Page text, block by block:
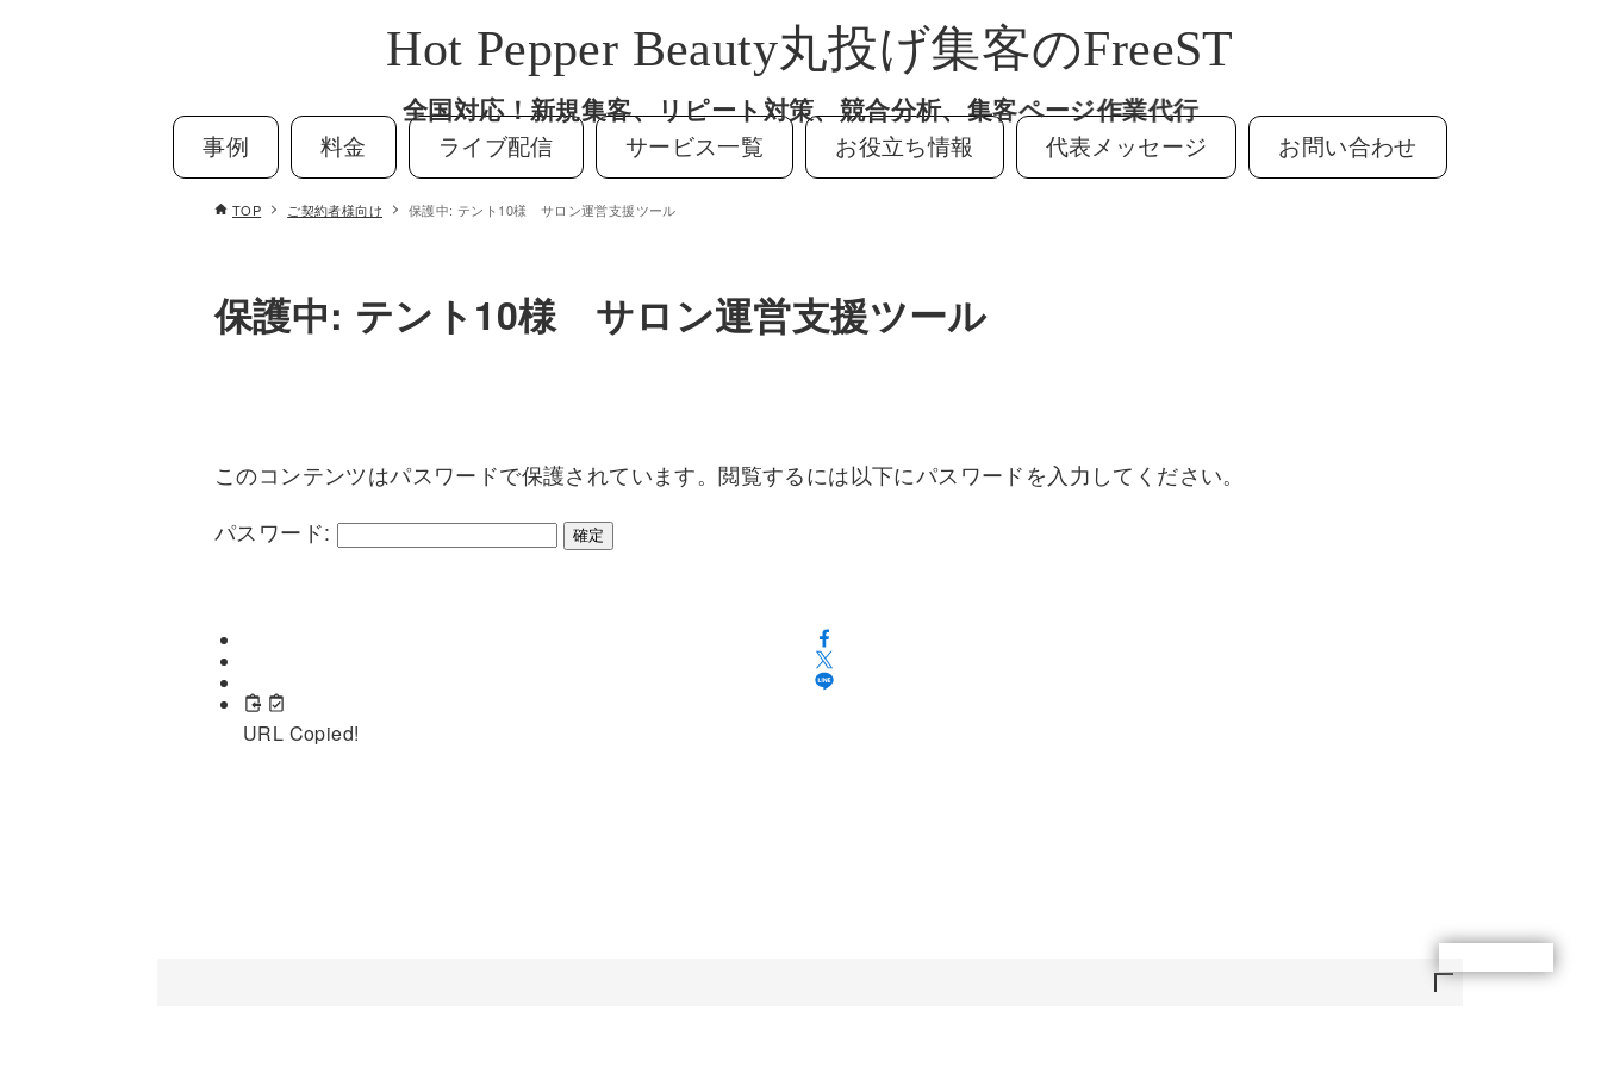
全国対応！新規集客、リピート対策、競合分析、集客ページ作業代行
Hot Pepper Beauty丸投げ集客のFreeST
事例 料金 ライブ配信 サービス一覧 お役立ち情報 代表メッセージ お問い合わせ
TOP ご契約者様向け 保護中: テント10様 サロン運営支援ツール
保護中: テント10様 サロン運営支援ツール
このコンテンツはパスワードで保護されています。閲覧するには以下にパスワードを入力してください。
パスワード:
URL Copied!